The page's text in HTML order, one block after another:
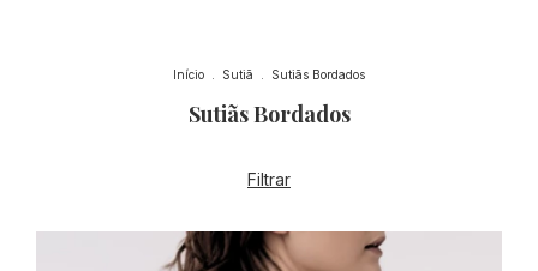
Início Sutiã Sutiãs Bordados
Sutiãs Bordados
Filtrar